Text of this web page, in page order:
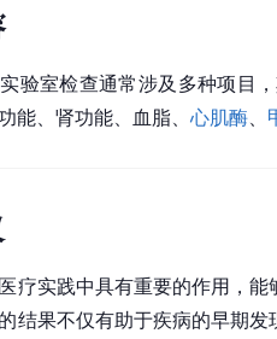
验室检查通常涉及多种项目
能、肾功能、血脂、 心肌酶
疗实践中具有重要的作用，
结果不仅有助于疾病的早期